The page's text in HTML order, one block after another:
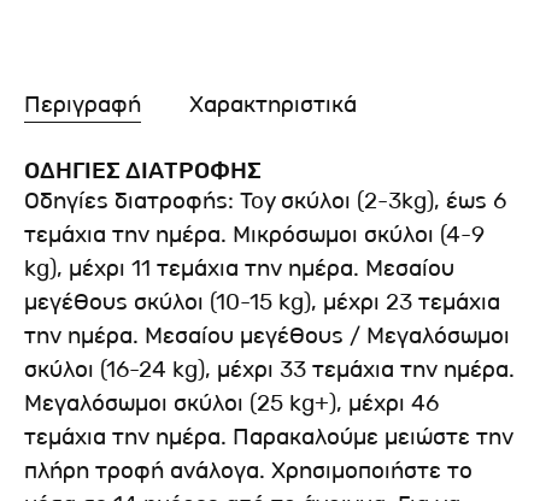
Περιγραφή Χαρακτηριστικά
ΟΔΗΓΙΕΣ ΔΙΑΤΡΟΦΗΣ
Οδηγίες διατροφής: Toy σκύλοι (2-3kg), έως 6
τεμάχια την ημέρα. Μικρόσωμοι σκύλοι (4-9
kg), μέχρι 11 τεμάχια την ημέρα. Μεσαίου
μεγέθους σκύλοι (10-15 kg), μέχρι 23 τεμάχια
την ημέρα. Μεσαίου μεγέθους / Μεγαλόσωμοι
σκύλοι (16-24 kg), μέχρι 33 τεμάχια την ημέρα.
Μεγαλόσωμοι σκύλοι (25 kg+), μέχρι 46
τεμάχια την ημέρα. Παρακαλούμε μειώστε την
πλήρη τροφή ανάλογα. Χρησιμοποιήστε το